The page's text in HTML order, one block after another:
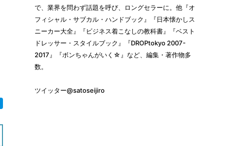
で、業界を問わず話題を呼び、ロングセラーに。他『オ
フィシャル・サブカル・ハンドブック』『日本懐かしス
ニーカー大全』『ビジネス着こなしの教科書』『ベスト
ドレッサー・スタイルブック』『DROPtokyo 2007-
2017』『ボンちゃんがいく☆』など、編集・著作物多
数。
ツイッター@satoseijiro